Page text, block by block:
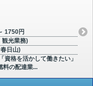
1750円
観光業務)
日山)
資格を活かして働きたい」
料の配達業...